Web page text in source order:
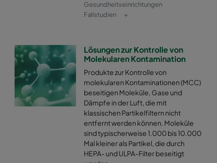
Gesundheitseinrichtungen
Fallstudien
+
Lösungen zur Kontrolle von
Molekularen Kontamination
Produkte zur Kontrolle von
molekularen Kontaminationen (MCC)
beseitigen Moleküle, Gase und
Dämpfe in der Luft, die mit
klassischen Partikelfiltern nicht
entfernt werden können. Moleküle
sind typischerweise 1.000 bis 10.000
Mal kleiner als Partikel, die durch
HEPA- und ULPA-Filter beseitigt